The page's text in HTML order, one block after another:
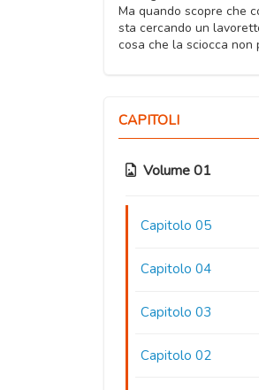
Ma quando scopre che
sta cercando un
cosa che la sciocca non
CAPITOLI
Volume 01
Capitolo 05
Capitolo 04
Capitolo 03
Capitolo 02